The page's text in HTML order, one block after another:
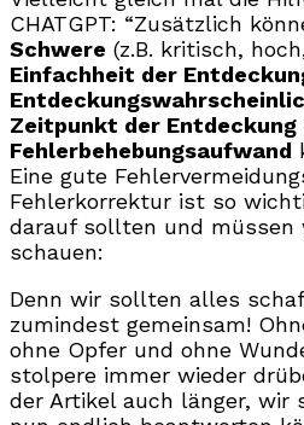
CHATGPT: “Zusätzlich
Schwere (z.B. kritisch,
Einfachheit der
Zeitpunkt der Entdeckung
Fehlerbehebungsaufwand
Eine gute
Fehlerkorrektur ist so
darauf sollten und müssen
schauen:
Denn wir sollten alles
zumindest gemeinsam!
ohne Opfer und ohne
stolpere immer wieder
der Artikel auch länger, wir